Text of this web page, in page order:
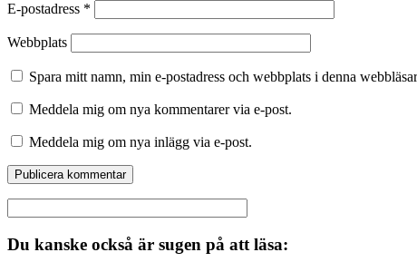
E-postadress *
Webbplats
Spara mitt namn, min e-postadress och webbplats i denna
Meddela mig om nya kommentarer via e-post.
Meddela mig om nya inlägg via e-post.
Du kanske också är sugen på att läsa: